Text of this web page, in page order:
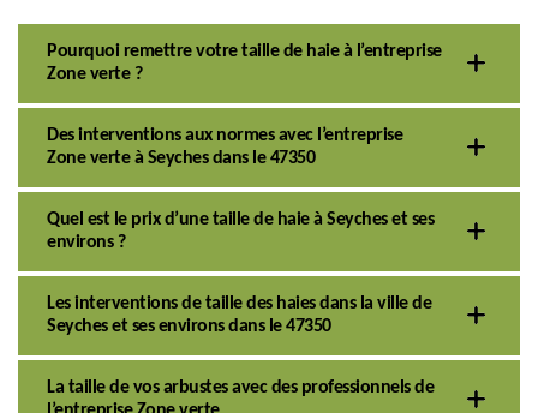
Pourquoi remettre votre taille de haie à l’entreprise
Zone verte ?
Des interventions aux normes avec l’entreprise
Zone verte à Seyches dans le 47350
Quel est le prix d’une taille de haie à Seyches et ses
environs ?
Les interventions de taille des haies dans la ville de
Seyches et ses environs dans le 47350
La taille de vos arbustes avec des professionnels de